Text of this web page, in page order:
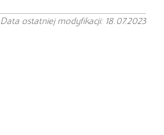
Data ostatniej modyfikacji: 18.07.2023